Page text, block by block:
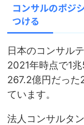
コンサルのポジ
つける
日本のコンサル
2021年時点で1
267.2億円だっ
ています。
法人コンサルタ